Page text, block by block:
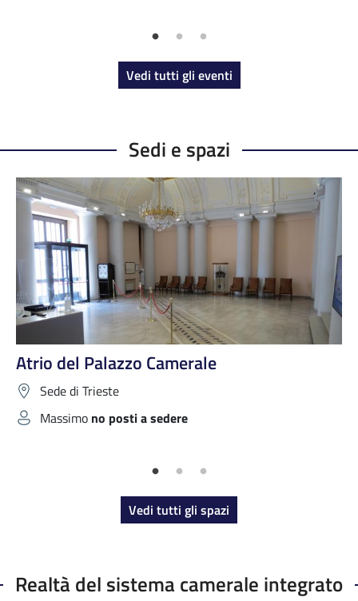
Vedi tutti gli eventi
Sedi e spazi
Atrio del Palazzo Camerale
Sede di Trieste
Massimo no posti a sedere
Vedi tutti gli spazi
Realtà del sistema camerale integrato